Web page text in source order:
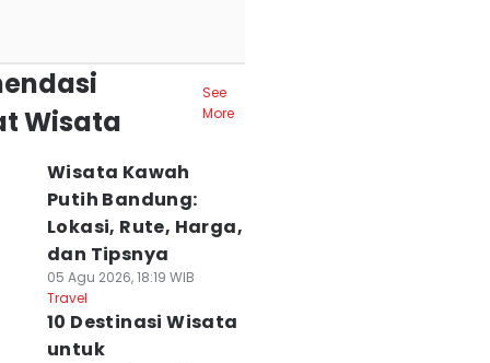
Wisata
See
More
Wisata Kawah
Putih Bandung:
Lokasi, Rute, Harga,
dan Tipsnya
05 Agu 2026, 18:19 WIB
Travel
10 Destinasi Wisata
untuk